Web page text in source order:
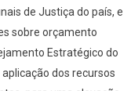
de Justiça do país, e
sobre orçamento
Estratégico do
dos recursos